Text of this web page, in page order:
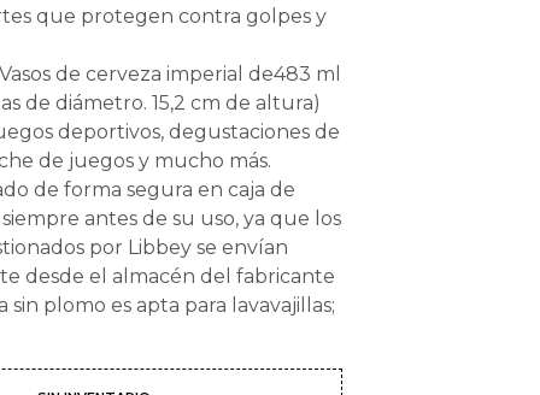
que protegen contra golpes y
de cerveza imperial de483 ml
de diámetro. 15,2 cm de altura)
deportivos, degustaciones de
de juegos y mucho más.
de forma segura en caja de
antes de su uso, ya que los
por Libbey se envían
desde el almacén del fabricante
sin plomo es apta para lavavajillas;